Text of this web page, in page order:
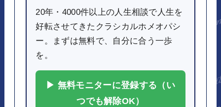
20年・4000件以上の人生相談で人生を
好転させてきたクラシカルホメオパシ
ー。まずは無料で、自分に合う一歩
を。
▶ 無料モニターに登録する（い
つでも解除OK）